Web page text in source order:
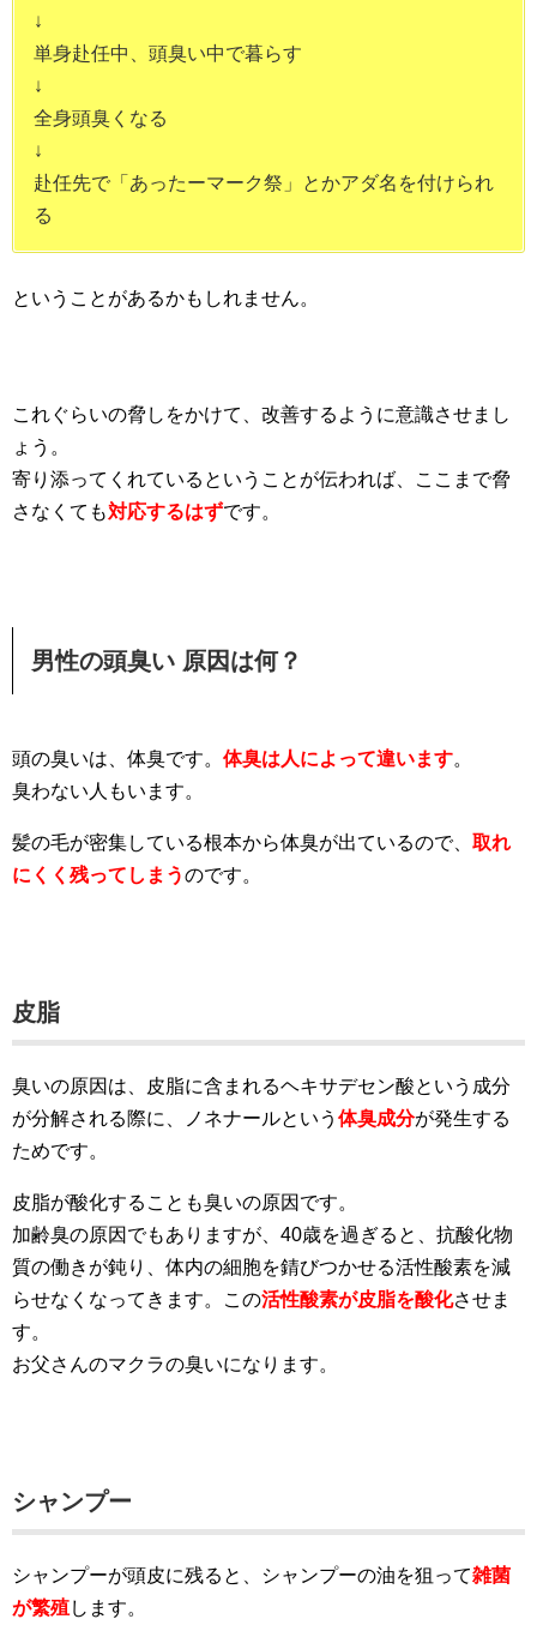
↓
単身赴任中、頭臭い中で暮らす
↓
全身頭臭くなる
↓
赴任先で「あったーマーク祭」とかアダ名を付けられ
る
ということがあるかもしれません。
これぐらいの脅しをかけて、改善するように意識させまし
ょう。
寄り添ってくれているということが伝われば、ここまで脅
さなくても対応するはずです。
男性の頭臭い 原因は何？
頭の臭いは、体臭です。 体臭は人によって違います。
臭わない人もいます。
髪の毛が密集している根本から体臭が出ているので、 取れ
にくく残ってしまうのです。
皮脂
臭いの原因は、皮脂に含まれるヘキサデセン酸という成分
が分解される際に、ノネナールという 体臭成分が発生する
ためです。
皮脂が酸化することも臭いの原因です。
加齢臭の原因でもありますが、40歳を過ぎると、抗酸化物
質の働きが鈍り、体内の細胞を錆びつかせる活性酸素を減
らせなくなってきます。この活性酸素が皮脂を酸化させま
す。
お父さんのマクラの臭いになります。
シャンプー
シャンプーが頭皮に残ると、シャンプーの油を狙って雑菌
が繁殖します。